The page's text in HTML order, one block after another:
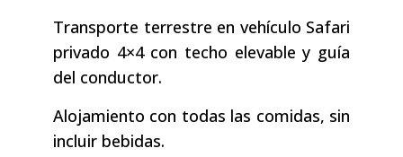
Transporte terrestre en vehículo Safari
privado 4×4 con techo elevable y guía
del conductor.
Alojamiento con todas las comidas, sin
incluir bebidas.